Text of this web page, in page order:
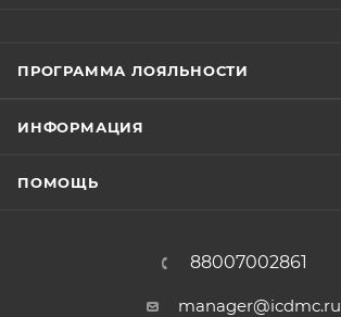
ПРОГРАММА ЛОЯЛЬНОСТИ
ИНФОРМАЦИЯ
ПОМОЩЬ
88007002861
manager@icdmc.ru